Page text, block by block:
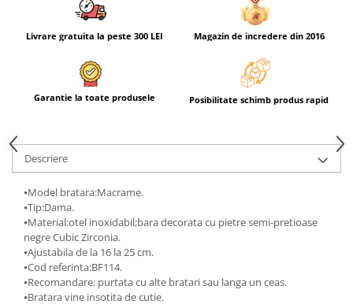
Livrare gratuita la peste 300 LEI Magazin de incredere din 2016
Garantie la toate produsele Posibilitate schimb produs rapid
Descriere
⦁Model bratara:Macrame.
⦁Tip:Dama.
⦁Material:otel inoxidabil;bara decorata cu pietre semi-pretioase
negre Cubic Zirconia.
⦁Ajustabila de la 16 la 25 cm.
⦁Cod referinta:BF114.
⦁Recomandare: purtata cu alte bratari sau langa un ceas.
⦁Bratara vine insotita de cutie.